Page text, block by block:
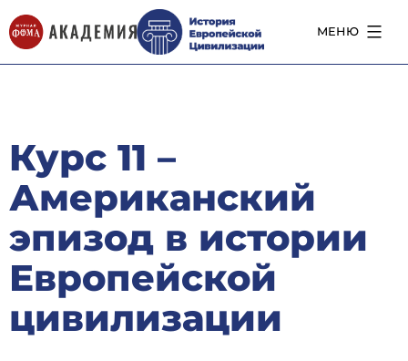
содержимому
МЕНЮ
Курс 11 –
Американский
эпизод в истории
Европейской
цивилизации